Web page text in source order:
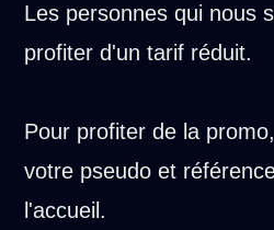
Les personnes qui nous
profiter d'un tarif réduit.
Pour profiter de la
votre pseudo et
l'accueil.